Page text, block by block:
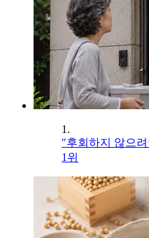
1.
"후회하지 않으
1위